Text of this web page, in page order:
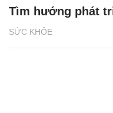
SỨC KHỎE
Tìm hướng phát